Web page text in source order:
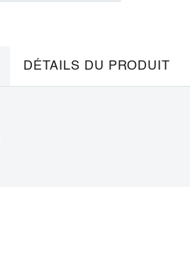
DÉTAILS DU PRODUIT